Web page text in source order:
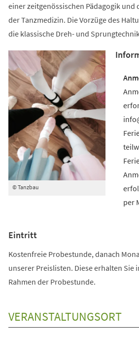
einer zeitgenössischen Pädagogik und
der Tanzmedizin. Die Vorzüge des
die klassische Dreh- und
© Tanzbau
per
Eintritt
Kostenfreie Probestunde, danach
unserer Preislisten. Diese erhalten Sie
Rahmen der Probestunde.
VERANSTALTUNGSORT